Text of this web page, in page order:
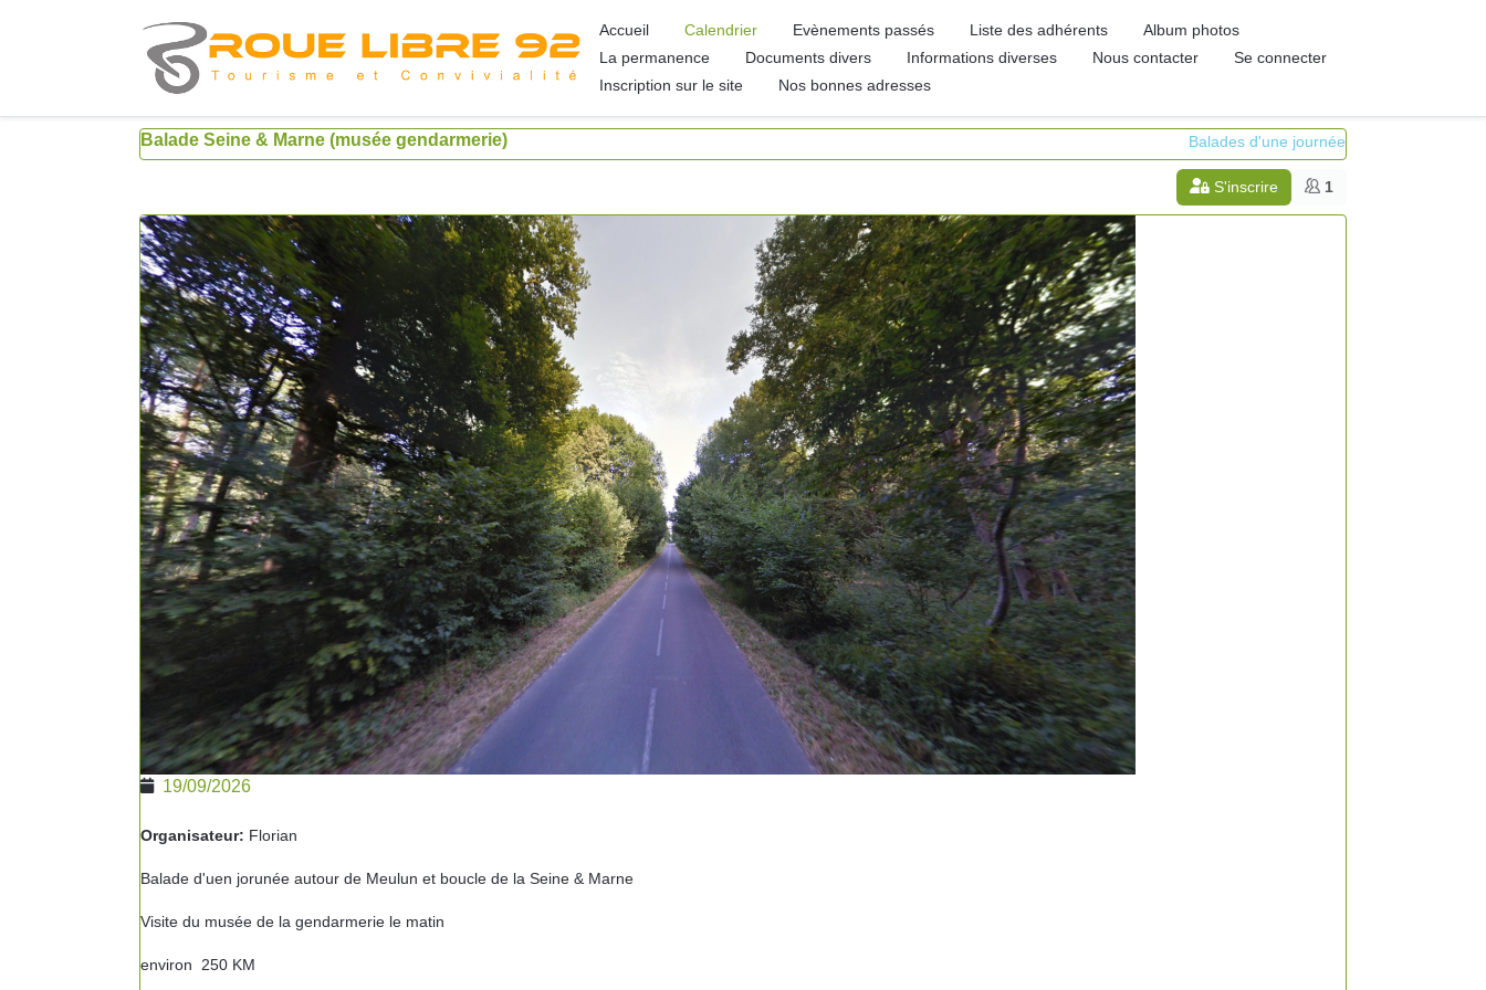
Accueil Calendrier Evènements passés Liste des adhérents
Album photos
La permanence
Documents divers Informations diverses Nous contacter
Se connecter
Inscription sur le site
Nos bonnes adresses
Balade Seine & Marne (musée gendarmerie) Balades d'une journée
S'inscrire 1
19/09/2026
Organisateur: Florian
Balade d'uen jorunée autour de Meulun et boucle de la Seine & Marne
Visite du musée de la gendarmerie le matin
environ 250 KM